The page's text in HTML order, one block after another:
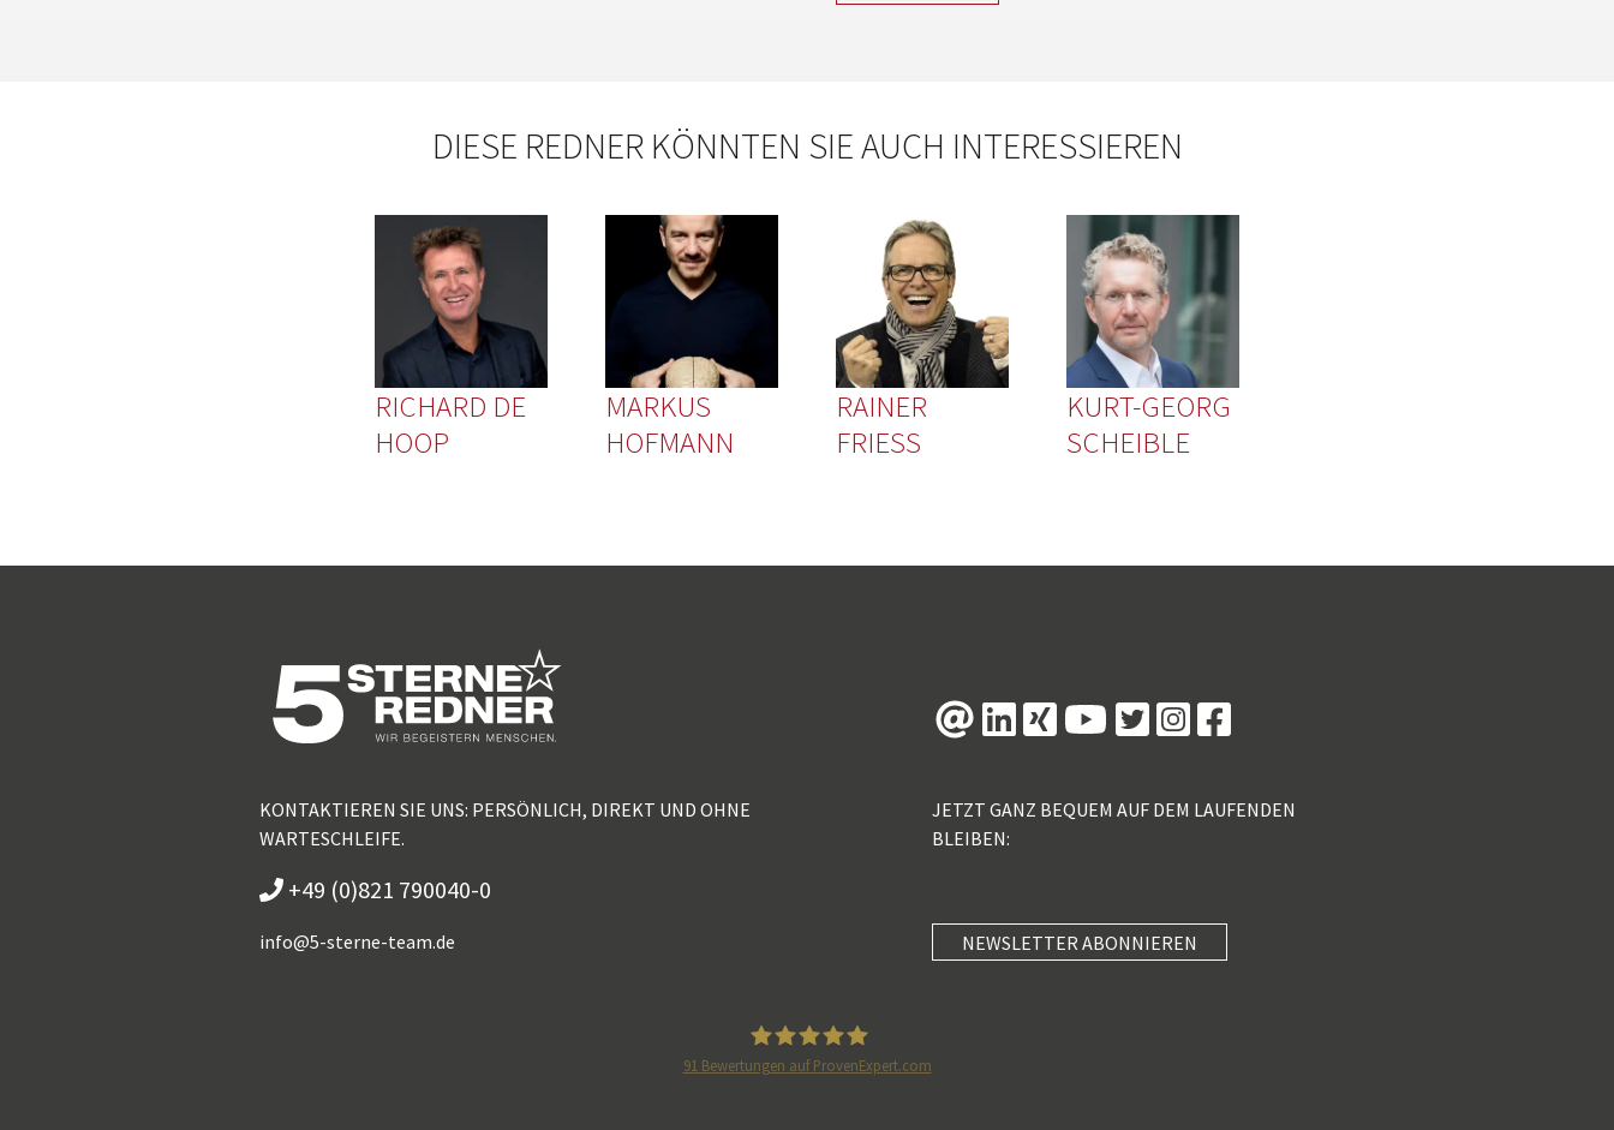
DIESE REDNER KÖNNTEN SIE AUCH INTERESSIEREN
RICHARD DE
HOOP
MARKUS
HOFMANN
RAINER
FRIESS
KURT-GEORG
SCHEIBLE
KONTAKTIEREN SIE UNS: PERSÖNLICH, DIREKT UND OHNE
WARTESCHLEIFE.
+49 (0)821 790040-0
info@5-sterne-team.de
JETZT GANZ BEQUEM AUF DEM LAUFENDEN
BLEIBEN:
NEWSLETTER ABONNIEREN
91 Bewertungen auf ProvenExpert.com